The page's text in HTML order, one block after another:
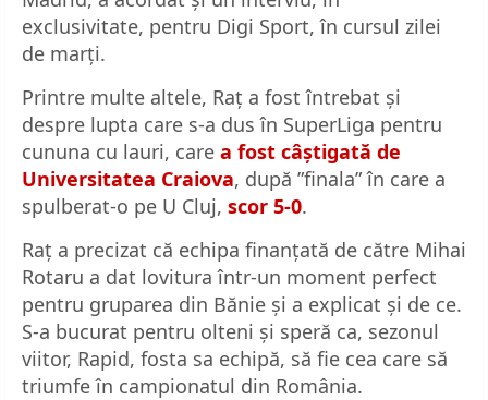
exclusivitate, pentru Digi Sport, în cursul zilei
de marți.
Printre multe altele, Raț a fost întrebat și
despre lupta care s-a dus în SuperLiga pentru
cununa cu lauri, care a fost câștigată de
Universitatea Craiova, după ”finala” în care a
spulberat-o pe U Cluj, scor 5-0.
Raț a precizat că echipa finanțată de către Mihai
Rotaru a dat lovitura într-un moment perfect
pentru gruparea din Bănie și a explicat și de ce.
S-a bucurat pentru olteni și speră ca, sezonul
viitor, Rapid, fosta sa echipă, să fie cea care să
triumfe în campionatul din România.